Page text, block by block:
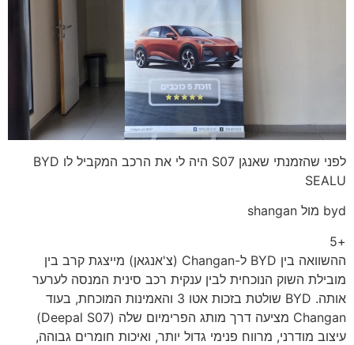
לפני שהזמנתי שאנגן S07 היה לי את הרכב המקביל לו BYD
SEALU
byd מול shangan
+5
ההשוואה בין BYD ל-Changan (צ'אנגאן) מייצגת קרב בין
מובילת השוק הנוכחית לבין ענקית רכב סינית המנסה לערער
אותה. BYD שולטת בזכות אטו 3 והאמינות המוכחת, בעוד
Changan מציעה דרך מותג הפרימיום שלה (Deepal S07)
עיצוב מודרני, מרווח פנימי גדול יותר, ואיכות חומרים גבוהה,